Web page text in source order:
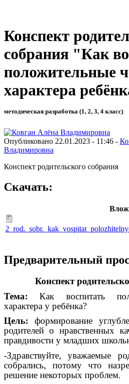
Конспект
собрания "Как
положительные
характера
методическая разработка (1, 2, 3, 4 класс)
Опубликовано 22.01.2023 - 11:46 -
Владимировна
Конспект родительского собрания
Скачать:
Предварительный
Конспект
Тема:Как воспитать
характера у ребёнка?
Цель: формирование
родителей о нравственных
правдивости у младших
-Здравствуйте, уважаемые
собрались, потому что
решение некоторых проблем.